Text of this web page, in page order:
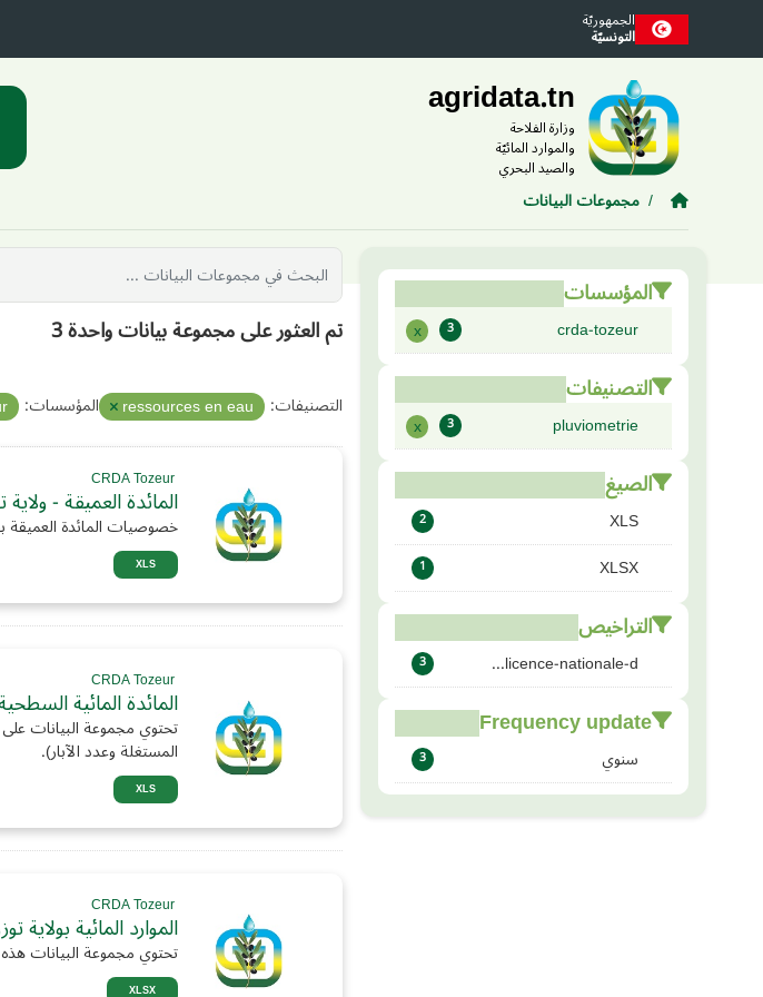
Skip to main contentالجمهوريّة
التونسيّة
agridata.tn
وزارة الفلاحة
والموارد المائيّة
والصيد البحري
مجموعات البيانات
المؤسسات
crda-tozeur
3
x
التصنيفات
pluviometrie
3
x
الصيغ
XLS
2
XLSX
1
التراخيص
licence-nationale-d...
3
Frequency update
سنوي 3
تم العثور على مجموعة بيانات واحدة 3
التصنيفات: ressources en eau المؤسسات:
المائدة العميقة - ولاية
خصوصيات المائدة العميقة
XLS
المائدة المائية
تحتوي مجموعة البيانات
المستغلة وعدد الآبار).
XLS
الموارد المائية بولاية
تحتوي مجموعة البيانات هذه
XLSX